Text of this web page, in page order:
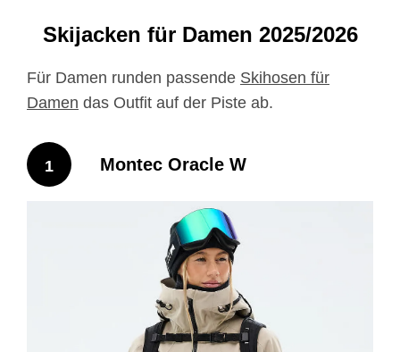
Skijacken für Damen 2025/2026
Für Damen runden passende Skihosen für
Damen das Outfit auf der Piste ab.
1 Montec Oracle W